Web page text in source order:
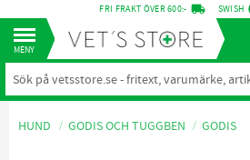
Meny
FRI FRAKT ÖVER 600:- local_shipping SWISH
HUND GODIS OCH TUGGBEN GODIS